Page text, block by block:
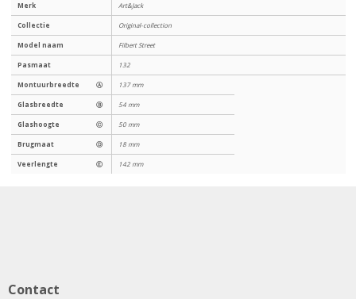
Merk Art&Jack
Collectie Original-collection
Model naam Filbert Street
Pasmaat 132
Montuurbreedte Ⓐ 137 mm
Glasbreedte Ⓑ 54 mm
Glashoogte Ⓒ 50 mm
Brugmaat Ⓓ 18 mm
Veerlengte Ⓔ 142 mm
Contact